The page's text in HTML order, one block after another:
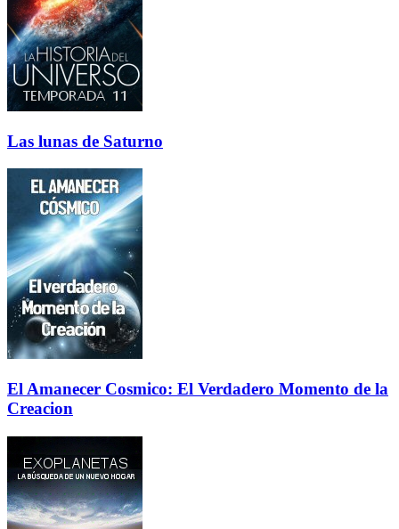
Las lunas de Saturno
El Amanecer Cosmico: El Verdadero Momento de la
Creacion